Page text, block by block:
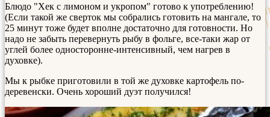
Блюдо "Хек с лимоном и укропом" готово к употреблению!
(Если такой же сверток мы собрались готовить на мангале, то
25 минут тоже будет вполне достаточно для готовности. Но
надо не забыть перевернуть рыбу в фольге, все-таки жар от
углей более односторонне-интенсивный, чем нагрев в
духовке).
Мы к рыбке приготовили в той же духовке картофель по-
деревенски. Очень хороший дуэт получился!